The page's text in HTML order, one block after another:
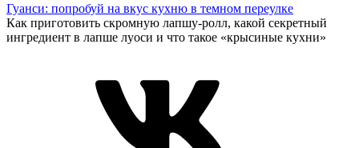
Гуанси: попробуй на вкус кухню в темном переулке
Как приготовить скромную лапшу-ролл, какой секретный
ингредиент в лапше луоси и что такое «крысиные кухни»